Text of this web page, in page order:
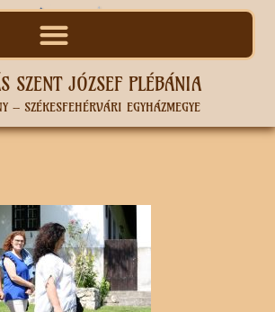
SZENT JÓZSEF PLÉBÁNIA
– SZÉKESFEHÉRVÁRI EGYHÁZMEGYE